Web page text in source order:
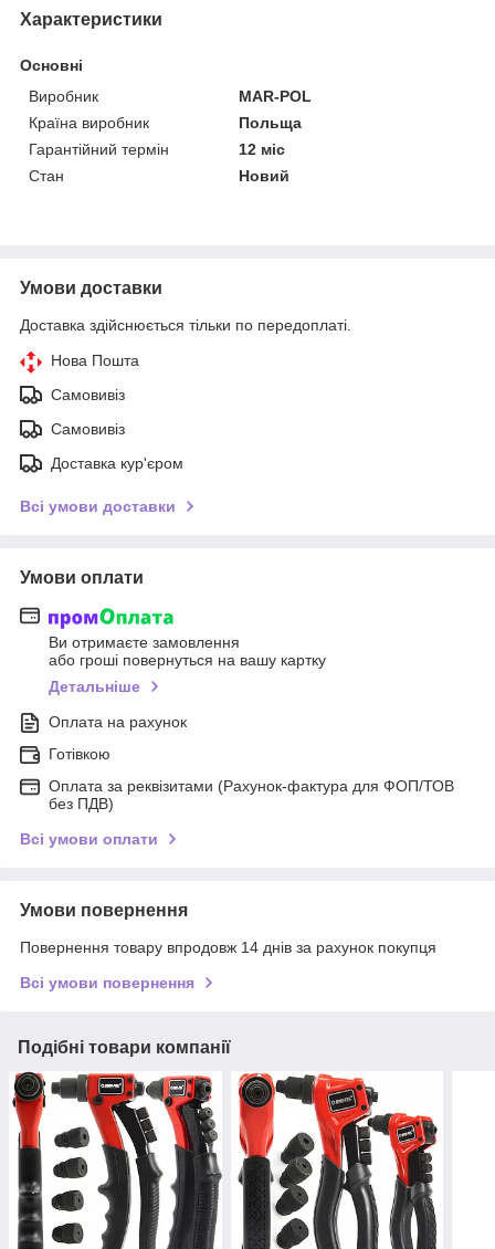
Характеристики
Основні
Виробник
MAR-POL
Країна виробник
Польща
Гарантійний термін
12 міс
Стан
Новий
Умови доставки
Доставка здійснюється тільки по передоплаті.
Нова Пошта
Самовивіз
Самовивіз
Доставка кур'єром
Всі умови доставки
Умови оплати
Ви отримаєте замовлення
або гроші повернуться на вашу картку
Детальніше
Оплата на рахунок
Готівкою
Оплата за реквізитами (Рахунок-фактура для ФОП/ТОВ
без ПДВ)
Всі умови оплати
Умови повернення
Повернення товару впродовж 14 днів за рахунок покупця
Всі умови повернення
Подібні товари компанії